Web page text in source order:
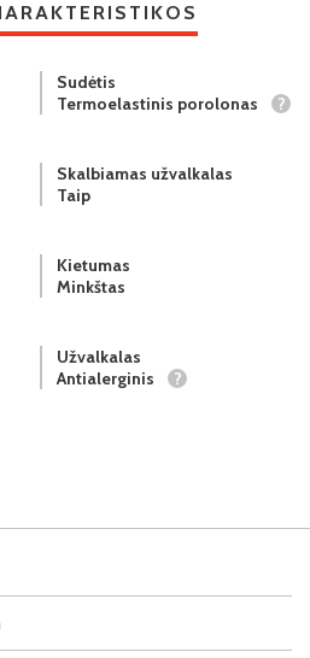
Sudėtis
Termoelastinis porolonas
?
Skalbiamas užvalkalas
Taip
Kietumas
Minkštas
Užvalkalas
Antialerginis
?